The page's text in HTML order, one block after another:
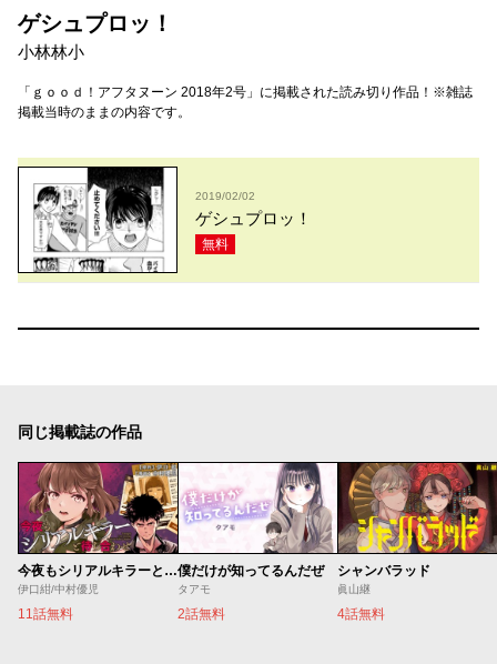
ゲシュプロッ！
小林林小
「ｇｏｏｄ！アフタヌーン 2018年2号」に掲載された読み切り作品！※雑誌
掲載当時のままの内容です。
2019/02/02
ゲシュプロッ！
無料
同じ掲載誌の作品
今夜もシリアルキラーと待ち合わせ
伊口紺/中村優児
11話無料
僕だけが知ってるんだぜ
タアモ
2話無料
シャンバラッド
眞山継
4話無料